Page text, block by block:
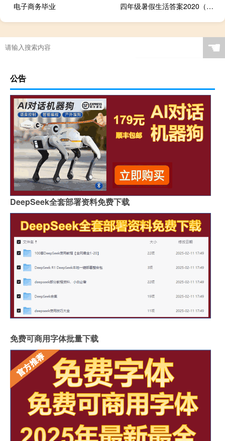
电子商务毕业
四年级暑假生活答案2020（四年级暑假生活答案）
☚
公告
DeepSeek全套部署资料免费下载
免费可商用字体批量下载